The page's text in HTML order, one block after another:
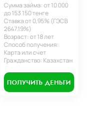
Сумма займа: от 10 000
до 153 150 тенге
Ставка от 0,95% (ГЭСВ
2647.19%)
Возраст: от 18 лет
Способ получения:
Карта или счет
Гражданство: Казахстан
ПОЛУЧИТЬ ДЕНЬГИ